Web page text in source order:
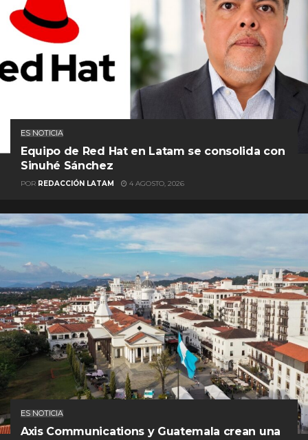
ES NOTICIA
Equipo de Red Hat en Latam se consolida con
Sinuhé Sánchez
POR REDACCIÓN LATAM 4 AGOSTO, 2026
ES NOTICIA
Axis Communications y Guatemala crean una